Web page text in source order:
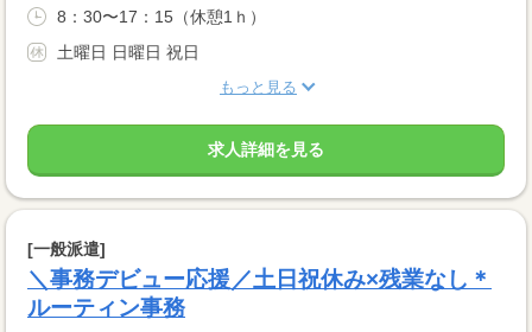
8：30〜17：15（休憩1ｈ）
土曜日 日曜日 祝日
もっと見る
求人詳細を見る
[一般派遣]
＼事務デビュー応援／土日祝休み×残業なし＊
ルーティン事務